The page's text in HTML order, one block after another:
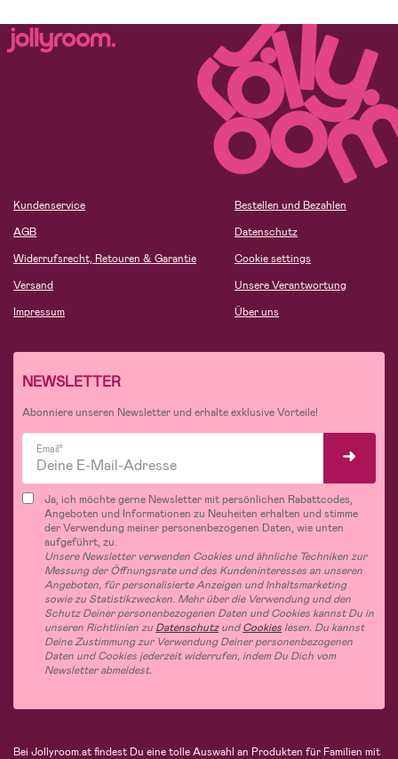
Kundenservice
AGB
Widerrufsrecht, Retouren & Garantie
Versand
Impressum
Bestellen und Bezahlen
Datenschutz
Cookie settings
Unsere Verantwortung
Über uns
NEWSLETTER
Abonniere unseren Newsletter und erhalte exklusive Vorteile!
Email*
Ja, ich möchte gerne Newsletter mit persönlichen Rabattcodes,
Angeboten und Informationen zu Neuheiten erhalten und stimme
der Verwendung meiner personenbezogenen Daten, wie unten
aufgeführt, zu.
Unsere Newsletter verwenden Cookies und ähnliche Techniken zur
Messung der Öffnungsrate und des Kundeninteresses an unseren
Angeboten, für personalisierte Anzeigen und Inhaltsmarketing
sowie zu Statistikzwecken. Mehr über die Verwendung und den
Schutz Deiner personenbezogenen Daten und Cookies kannst Du in
unseren Richtlinien zu DatenschutzundCookies lesen. Du kannst
Deine Zustimmung zur Verwendung Deiner personenbezogenen
Daten und Cookies jederzeit widerrufen, indem Du Dich vom
Newsletter abmeldest.
Bei Jollyroom.at findest Du eine tolle Auswahl an Produkten für Familien mit